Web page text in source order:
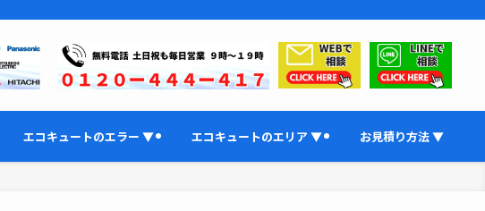
エコキュートのエラー ▼ エコキュートのエリア ▼ お見積り方法 ▼